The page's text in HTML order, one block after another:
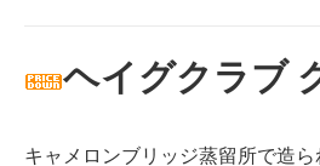
ヘイグクラブ
キャメロンブリッジ蒸留所で造